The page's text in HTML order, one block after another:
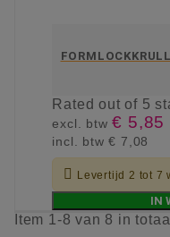
Ratedout of 5
excl. btw€ 5,85
incl. btw€ 7,08
 Levertijd 2 tot 7
IN
Item 1-8 van 8 in